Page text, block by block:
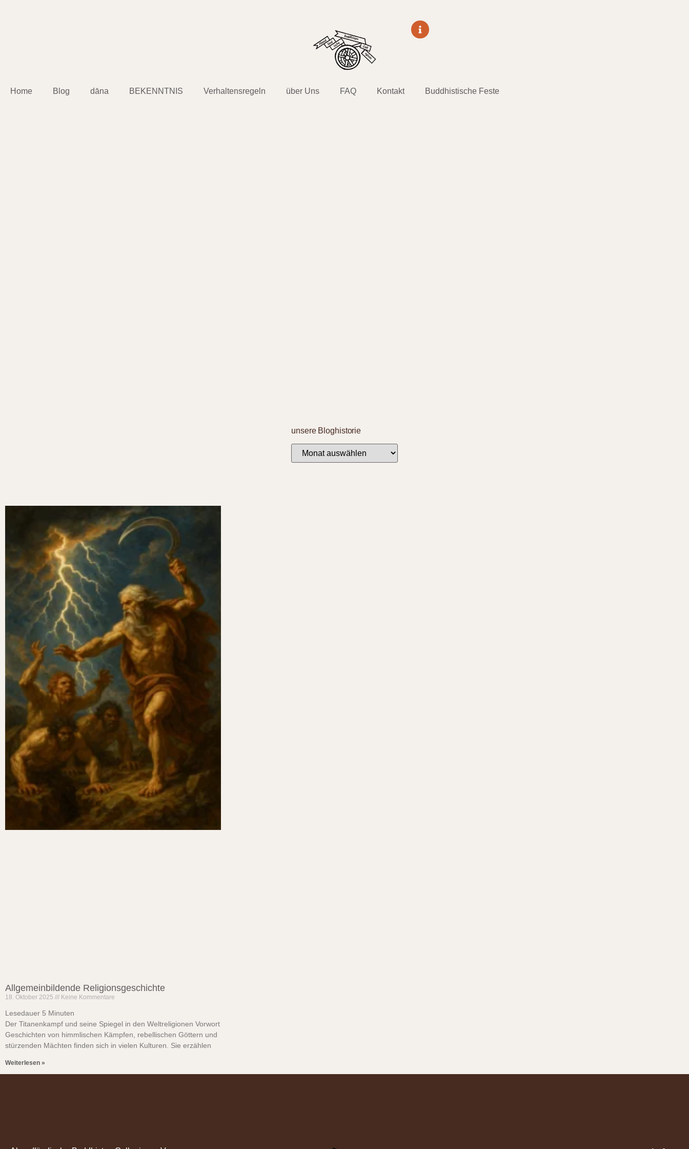
Home Blog dāna BEKENNTNIS Verhaltensregeln über Uns FAQ Kontakt Buddhistische Feste
unsere Bloghistorie
Allgemeinbildende Religionsgeschichte
18. Oktober 2025 Keine Kommentare
Lesedauer 5 Minuten
Der Titanenkampf und seine Spiegel in den Weltreligionen Vorwort
Geschichten von himmlischen Kämpfen, rebellischen Göttern und
stürzenden Mächten finden sich in vielen Kulturen. Sie erzählen
Weiterlesen »